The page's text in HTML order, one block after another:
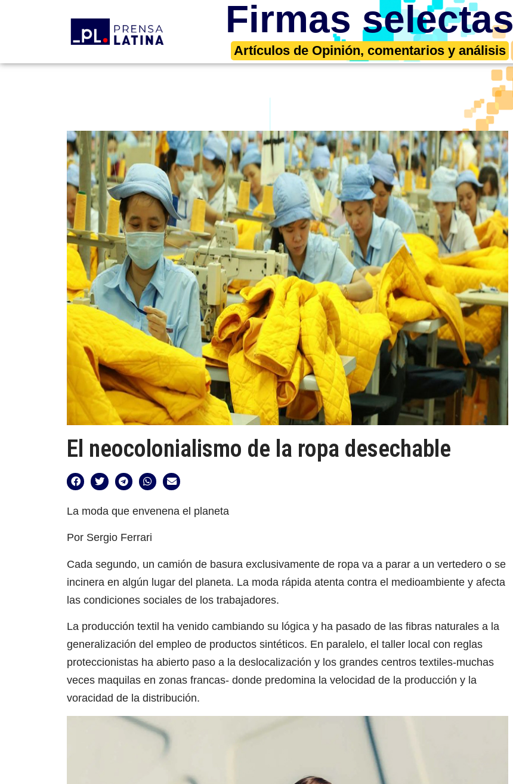
Firmas selectas
Artículos de Opinión, comentarios y análisis
El neocolonialismo de la ropa desechable
La moda que envenena el planeta
Por Sergio Ferrari
Cada segundo, un camión de basura exclusivamente de ropa va a parar a un vertedero o se
incinera en algún lugar del planeta. La moda rápida atenta contra el medioambiente y afecta
las condiciones sociales de los trabajadores.
La producción textil ha venido cambiando su lógica y ha pasado de las fibras naturales a la
generalización del empleo de productos sintéticos. En paralelo, el taller local con reglas
proteccionistas ha abierto paso a la deslocalización y los grandes centros textiles-muchas
veces maquilas en zonas francas- donde predomina la velocidad de la producción y la
voracidad de la distribución.